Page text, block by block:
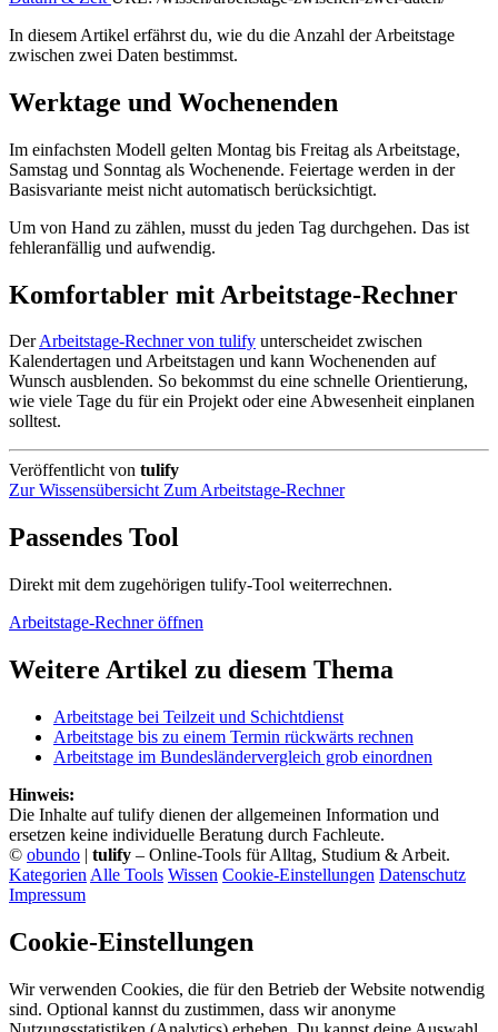
In diesem Artikel erfährst du, wie du die Anzahl der Arbeitstage
zwischen zwei Daten bestimmst.
Werktage und Wochenenden
Im einfachsten Modell gelten Montag bis Freitag als Arbeitstage,
Samstag und Sonntag als Wochenende. Feiertage werden in der
Basisvariante meist nicht automatisch berücksichtigt.
Um von Hand zu zählen, musst du jeden Tag durchgehen. Das ist
fehleranfällig und aufwendig.
Komfortabler mit Arbeitstage-Rechner
DerArbeitstage-Rechner von tulify unterscheidet zwischen
Kalendertagen und Arbeitstagen und kann Wochenenden auf
Wunsch ausblenden. So bekommst du eine schnelle Orientierung,
wie viele Tage du für ein Projekt oder eine Abwesenheit einplanen
solltest.
Veröffentlicht von tulify
Zur WissensübersichtZum Arbeitstage-Rechner
Passendes Tool
Direkt mit dem zugehörigen tulify-Tool weiterrechnen.
Arbeitstage-Rechner öffnen
Weitere Artikel zu diesem Thema
Arbeitstage bei Teilzeit und Schichtdienst
Arbeitstage bis zu einem Termin rückwärts rechnen
Arbeitstage im Bundesländervergleich grob einordnen
Hinweis:
Die Inhalte auf tulify dienen der allgemeinen Information und
ersetzen keine individuelle Beratung durch Fachleute.
© obundo | tulify – Online-Tools für Alltag, Studium & Arbeit.
Kategorien Alle Tools Wissen Cookie-Einstellungen Datenschutz
Impressum
Cookie-Einstellungen
Wir verwenden Cookies, die für den Betrieb der Website notwendig
sind. Optional kannst du zustimmen, dass wir anonyme